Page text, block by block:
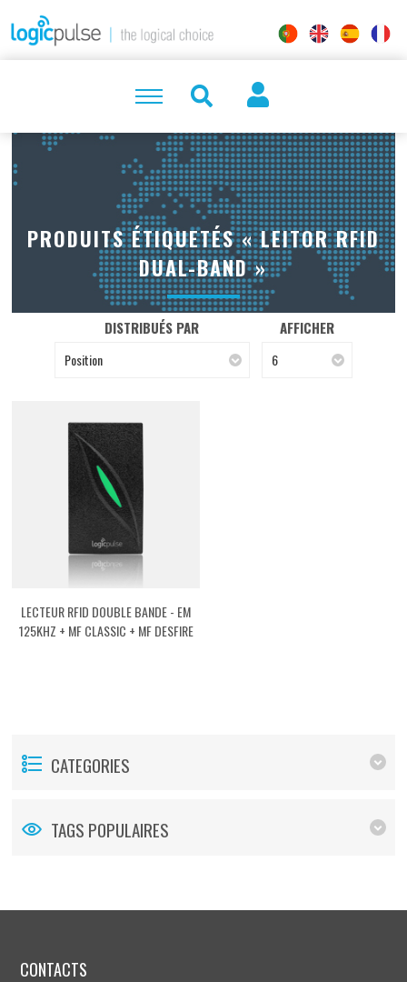
PRODUITS ÉTIQUETÉS « LEITOR RFID
DUAL-BAND »
DISTRIBUÉS PAR
Position
AFFICHER
6
LECTEUR RFID DOUBLE BANDE - EM
125KHZ + MF CLASSIC + MF DESFIRE
CATEGORIES
TAGS POPULAIRES
CONTACTS